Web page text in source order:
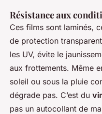
Résistance aux
Ces films sont laminés,
de protection
les UV, évite le
aux frottements. Même
soleil ou sous la pluie
dégrade pas. C’est du
pas un autocollant de